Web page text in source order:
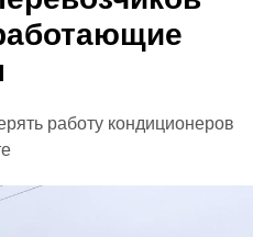
работу кондиционеров